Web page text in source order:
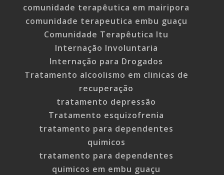
comunidade terapêutica em mairipora
comunidade terapeutica embu guaçu
Comunidade Terapêutica Itu
Internação Involuntaria
Internação para Drogados
Tratamento alcoolismo em clinicas de
recuperação
tratamento depressão
Tratamento esquizofrenia
tratamento para dependentes
quimicos
tratamento para dependentes
quimicos em embu guaçu